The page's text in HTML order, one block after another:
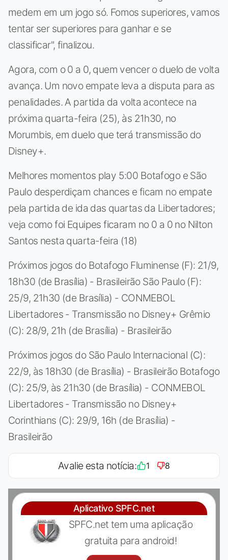
medem em um jogo só. Fomos superiores, vamos
tentar ser superiores para ganhar e se
classificar", finalizou.
Agora, com o 0 a 0, quem vencer o duelo de volta
avança. Um novo empate leva a disputa para as
penalidades. A partida da volta acontece na
próxima quarta-feira (25), às 21h30, no
Morumbis, em duelo que terá transmissão do
Disney+.
Melhores momentos play 5:00 Botafogo e São
Paulo desperdiçam chances e ficam no empate
pela partida de ida das quartas da Libertadores;
veja como foi Equipes ficaram no 0 a 0 no Nilton
Santos nesta quarta-feira (18)
Próximos jogos do Botafogo Fluminense (F): 21/9,
18h30 (de Brasília) - Brasileirão São Paulo (F):
25/9, 21h30 (de Brasília) - CONMEBOL
Libertadores - Transmissão no Disney+ Grêmio
(C): 28/9, 21h (de Brasília) - Brasileirão
Próximos jogos do São Paulo Internacional (C):
22/9, às 18h30 (de Brasília) - Brasileirão Botafogo
(C): 25/9, às 21h30 (de Brasília) - CONMEBOL
Libertadores - Transmissão no Disney+
Corinthians (C): 29/9, 16h (de Brasília) -
Brasileirão
Avalie esta notícia: 1 8
Aplicativo SPFC.net
SPFC.net tem uma aplicação
gratuita para android!